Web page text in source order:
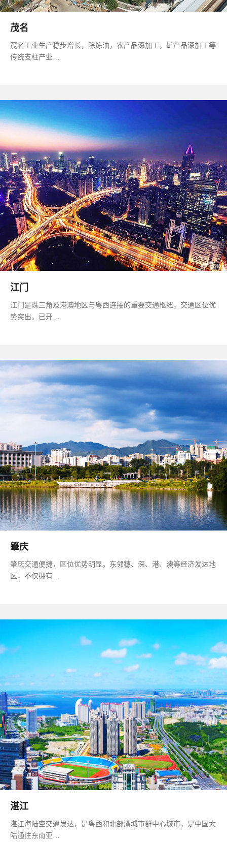
茂名
茂名工业生产稳步增长，除炼油，农产品深加工，矿产品深加工等
传统支柱产业…
江门
江门是珠三角及港澳地区与粤西连接的重要交通枢纽，交通区位优
势突出。已开…
肇庆
肇庆交通便捷，区位优势明显。东邻穗、深、港、澳等经济发达地
区，不仅拥有…
湛江
湛江海陆空交通发达，是粤西和北部湾城市群中心城市，是中国大
陆通往东南亚…